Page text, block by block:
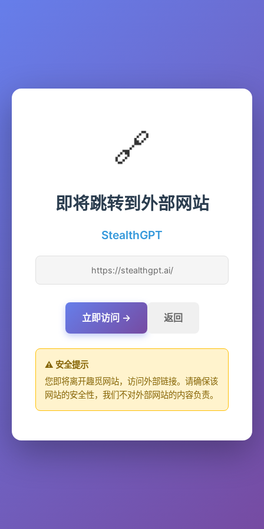
🔗
即将跳转到外部网站
StealthGPT
https://stealthgpt.ai/
立即访问 → 返回
⚠️ 安全提示
您即将离开趣觅网站，访问外部链接。请确保该
网站的安全性，我们不对外部网站的内容负责。